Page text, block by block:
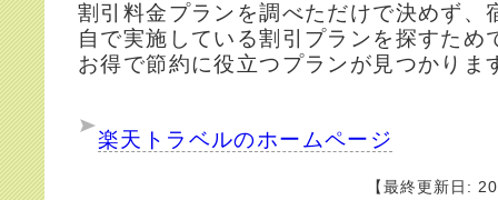
割引料金プランを調べただけで決めず、
自で実施している割引プランを探すため
お得で節約に役立つプランが見つかりま
楽天トラベルのホームページ
【最終更新日: